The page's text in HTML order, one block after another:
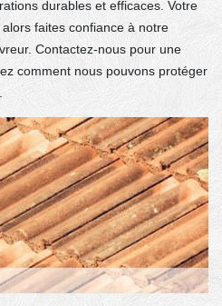
durables et efficaces. Votre
faites confiance à notre
Contactez-nous pour une
comment nous pouvons protéger